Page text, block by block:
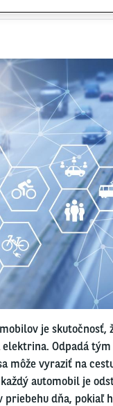
je skutočnosť,
Odpadá
môže vyraziť na
automobil je
priebehu dňa, pokiaľ